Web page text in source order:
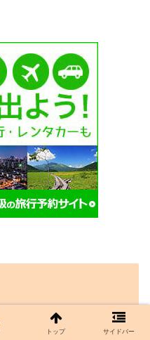
トップ サイドバー